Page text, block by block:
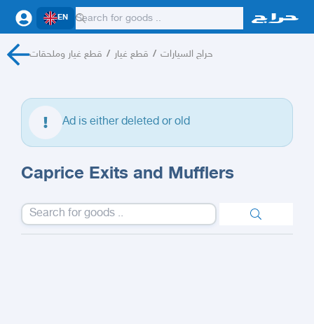
EN
قطع غيار وملحقات / قطع غيار / حراج السيارات
Ad is either deleted or old
Caprice Exits and Mufflers